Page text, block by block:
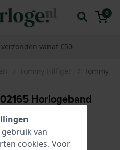
0
vanaf €50
Tommy Hilfiger Tommy
Horlogeband
van
cookies. Voor